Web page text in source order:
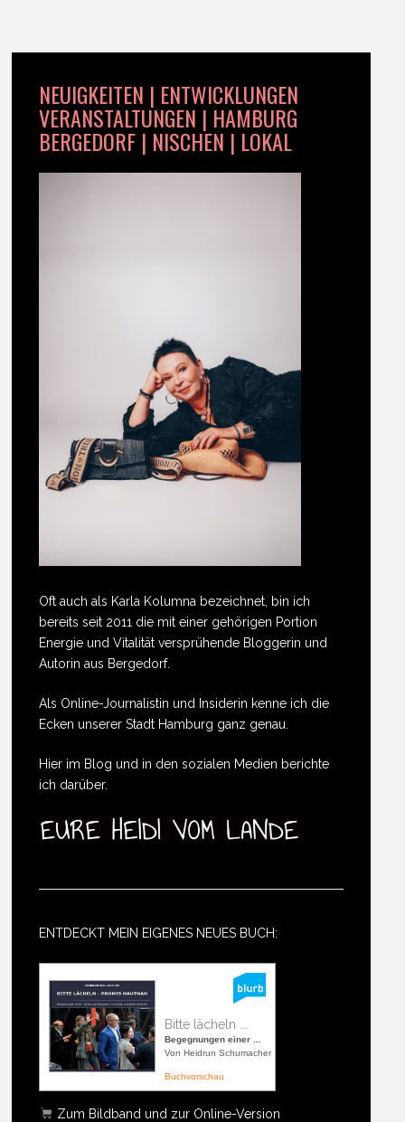
NEUIGKEITEN | ENTWICKLUNGEN
VERANSTALTUNGEN | HAMBURG
BERGEDORF | NISCHEN | LOKAL
Oft auch als Karla Kolumna bezeichnet, bin ich
bereits seit 2011 die mit einer gehörigen Portion
Energie und Vitalität versprühende Bloggerin und
Autorin aus Bergedorf.
Als Online-Journalistin und Insiderin kenne ich die
Ecken unserer Stadt Hamburg ganz genau.
Hier im Blog und in den sozialen Medien berichte
ich darüber.
ENTDECKT MEIN EIGENES NEUES BUCH:
Bitte lächeln ...
Begegnungen einer ...
Von Heidrun Schumacher
Buchvorschau
Zum Bildband und zur Online-Version